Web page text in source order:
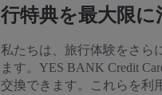
行特典を最大限に
私たちは、旅行体験をさら
ます。YES BANK Credit
交換できます。これらを利